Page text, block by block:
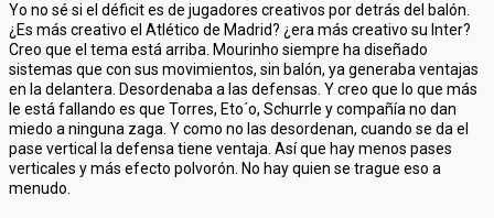
Yo no sé si el déficit es de jugadores creativos por detrás del balón.
¿Es más creativo el Atlético de Madrid? ¿era más creativo su Inter?
Creo que el tema está arriba. Mourinho siempre ha diseñado
sistemas que con sus movimientos, sin balón, ya generaba ventajas
en la delantera. Desordenaba a las defensas. Y creo que lo que más
le está fallando es que Torres, Eto´o, Schurrle y compañía no dan
miedo a ninguna zaga. Y como no las desordenan, cuando se da el
pase vertical la defensa tiene ventaja. Así que hay menos pases
verticales y más efecto polvorón. No hay quien se trague eso a
menudo.